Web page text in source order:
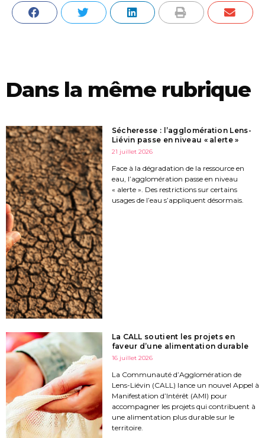
Dans la même rubrique
Sécheresse : l’agglomération Lens-
Liévin passe en niveau « alerte »
21 juillet 2026
Face à la dégradation de la ressource en
eau, l’agglomération passe en niveau
« alerte ». Des restrictions sur certains
usages de l’eau s’appliquent désormais.
La CALL soutient les projets en
faveur d’une alimentation durable
16 juillet 2026
La Communauté d’Agglomération de
Lens-Liévin (CALL) lance un nouvel Appel à
Manifestation d’Intérêt (AMI) pour
accompagner les projets qui contribuent à
une alimentation plus durable sur le
territoire.